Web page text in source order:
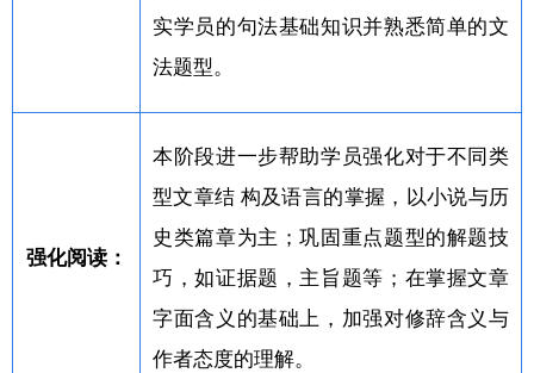
实学员的句法基础知识并熟悉简单的文
法题型。
强化阅读：
本阶段进一步帮助学员强化对于不同类
型文章结 构及语言的掌握，以小说与历
史类篇章为主；巩固重点题型的解题技
巧，如证据题，主旨题等；在掌握文章
字面含义的基础上，加强对修辞含义与
作者态度的理解。